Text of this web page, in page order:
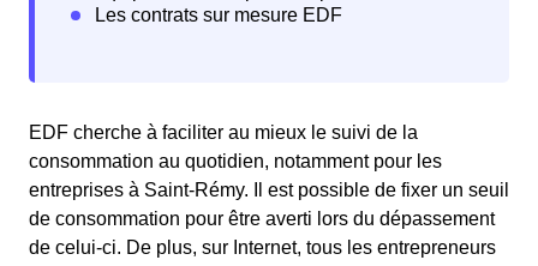
EDF cherche à faciliter au mieux le suivi de la
consommation au quotidien, notamment pour les
entreprises à Saint-Rémy. Il est possible de fixer un seuil
de consommation pour être averti lors du dépassement
de celui-ci. De plus, sur Internet, tous les entrepreneurs